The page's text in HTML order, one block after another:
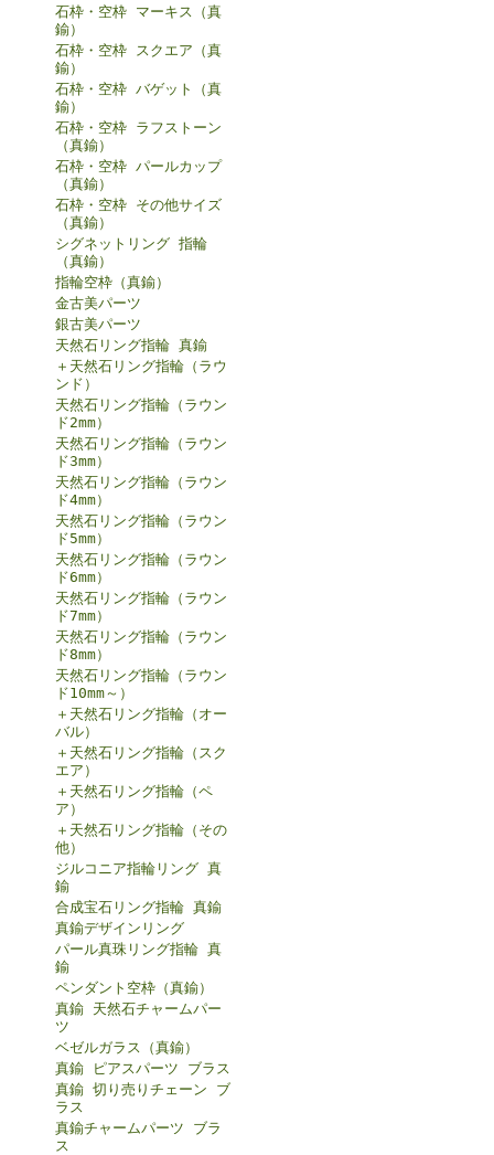
石枠・空枠 マーキス（真
鍮）
石枠・空枠 スクエア（真
鍮）
石枠・空枠 バゲット（真
鍮）
石枠・空枠 ラフストーン
（真鍮）
石枠・空枠 パールカップ
（真鍮）
石枠・空枠 その他サイズ
（真鍮）
シグネットリング 指輪
（真鍮）
指輪空枠（真鍮）
金古美パーツ
銀古美パーツ
天然石リング指輪 真鍮
＋天然石リング指輪（ラウ
ンド）
天然石リング指輪（ラウン
ド2mm）
天然石リング指輪（ラウン
ド3mm）
天然石リング指輪（ラウン
ド4mm）
天然石リング指輪（ラウン
ド5mm）
天然石リング指輪（ラウン
ド6mm）
天然石リング指輪（ラウン
ド7mm）
天然石リング指輪（ラウン
ド8mm）
天然石リング指輪（ラウン
ド10mm～）
＋天然石リング指輪（オー
バル）
＋天然石リング指輪（スク
エア）
＋天然石リング指輪（ペ
ア）
＋天然石リング指輪（その
他）
ジルコニア指輪リング 真
鍮
合成宝石リング指輪 真鍮
真鍮デザインリング
パール真珠リング指輪 真
鍮
ペンダント空枠（真鍮）
真鍮 天然石チャームパー
ツ
ベゼルガラス（真鍮）
真鍮 ピアスパーツ ブラス
真鍮 切り売りチェーン ブ
ラス
真鍮チャームパーツ ブラ
ス